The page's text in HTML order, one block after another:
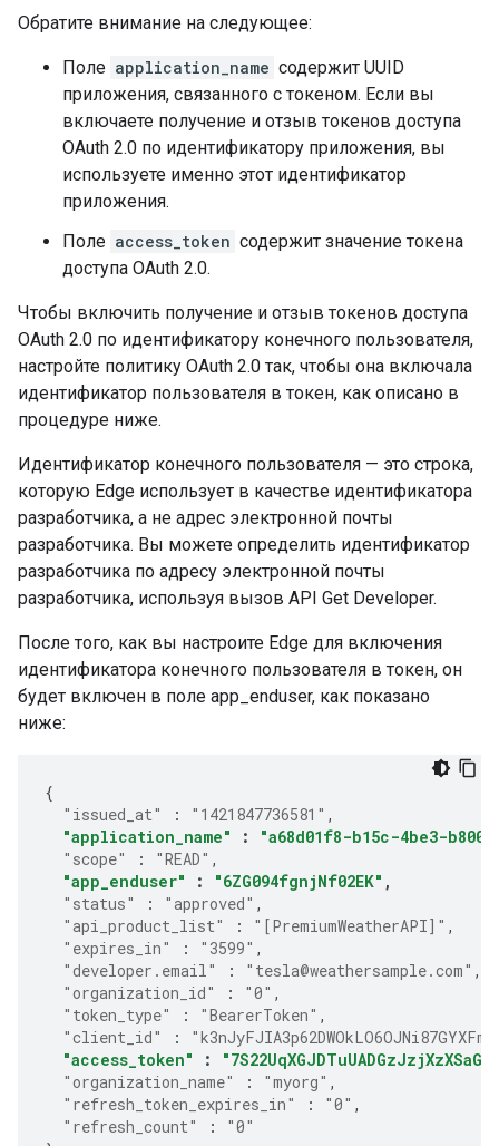
Обратите внимание на следующее:
Поле application_name содержит UUID
приложения, связанного с токеном. Если вы
включаете получение и отзыв токенов доступа
OAuth 2.0 по идентификатору приложения, вы
используете именно этот идентификатор
приложения.
Поле access_token содержит значение токена
доступа OAuth 2.0.
Чтобы включить получение и отзыв токенов доступа
OAuth 2.0 по идентификатору конечного пользователя,
настройте политику OAuth 2.0 так, чтобы она включала
идентификатор пользователя в токен, как описано в
процедуре ниже.
Идентификатор конечного пользователя — это строка,
которую Edge использует в качестве идентификатора
разработчика, а не адрес электронной почты
разработчика. Вы можете определить идентификатор
разработчика по адресу электронной почты
разработчика, используя вызов API Get Developer.
После того, как вы настроите Edge для включения
идентификатора конечного пользователя в токен, он
будет включен в поле app_enduser, как показано
ниже:
{
"issued_at"
: "1421847736581" ,
"application_name"
:
"a68d01f8-b15c-4be3-
"scope"
: "READ" ,
"app_enduser"
: "6ZG094fgnjNf02EK" ,
"status"
: "approved" ,
"api_product_list"
: "[PremiumWeatherAPI]" ,
"expires_in"
: "3599" ,
"developer.email"
: "tesla@weathersample.com" ,
"organization_id"
: "0" ,
"token_type"
: "BearerToken" ,
"client_id"
:
"access_token"
:
"organization_name"
: "myorg" ,
"refresh_token_expires_in"
: "0" ,
"refresh_count"
:
"0"